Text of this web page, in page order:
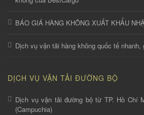
BÁO GIÁ HÀNG KHÔNG XUẤT KHẨU
Dịch vụ vận tải hàng không quốc tế
DỊCH VỤ VẬN TẢI ĐƯỜNG BỘ
Dịch vụ vận tải đường bộ từ TP. Hồ Chí
(Campuchia)